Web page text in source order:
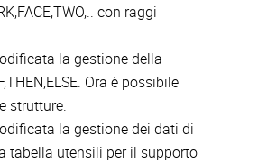
con raggi
la gestione della
Ora è possibile
strutture.
la gestione dei dati di
tabella utensili per il supporto